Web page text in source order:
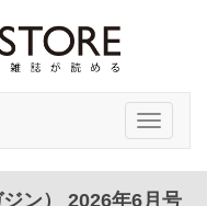
Toggle
ン） 2026年6月号